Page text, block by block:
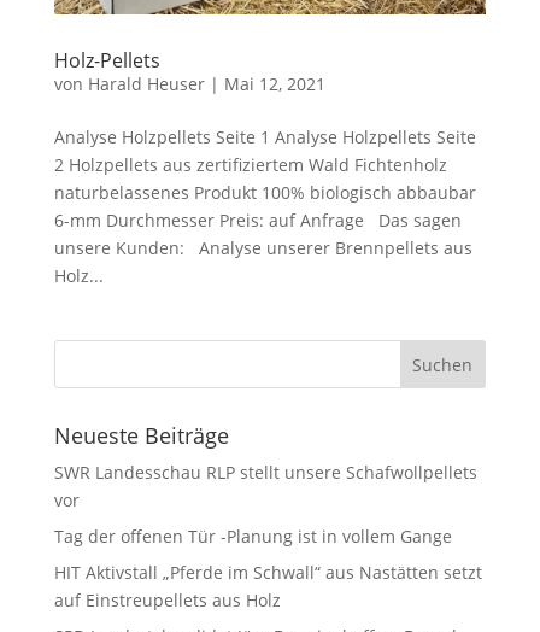
Holz-Pellets
von Harald Heuser| Mai 12, 2021
Analyse Holzpellets Seite 1 Analyse Holzpellets Seite
2 Holzpellets aus zertifiziertem Wald Fichtenholz
naturbelassenes Produkt 100% biologisch abbaubar
6-mm Durchmesser Preis: auf Anfrage Das sagen
unsere Kunden: Analyse unserer Brennpellets aus
Holz...
Neueste Beiträge
SWR Landesschau RLP stellt unsere Schafwollpellets
vor
Tag der offenen Tür -Planung ist in vollem Gange
HIT Aktivstall „Pferde im Schwall“ aus Nastätten setzt
auf Einstreupellets aus Holz